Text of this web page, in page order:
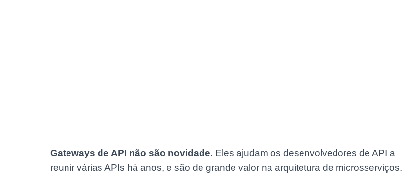
Gateways de API não são novidade. Eles ajudam os desenvolvedores de API a
reunir várias APIs há anos, e são de grande valor na arquitetura de microsserviços.